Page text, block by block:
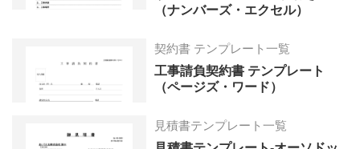
（ナンバーズ・エクセル）
契約書 テンプレート一覧
工事請負契約書 テンプレート
（ページズ・ワード）
見積書テンプレート一覧